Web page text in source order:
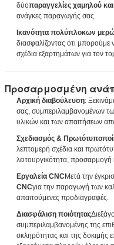
δύοπαραγγελίες χαμηλού
ανάγκες παραγωγής σας.
Ικανότητα πολύπλοκων
διασφαλίζοντας ότι
σχέδια εξαρτημάτων για τον
Προσαρμοσμένη
Αρχική διαβούλευση:
σας, συμπεριλαμβανομένων
υλικών και των απαιτήσεων
Σχεδιασμός &
λεπτομερή σχέδια και
λειτουργικότητα,
Εργαλεία CNCΜετά την
CNCγια την παραγωγή των
απαιτούμενες προδιαγραφές.
Διασφάλιση ποιότητας
συμπεριλαμβανομένης της
σκληρότητας και της δοκιμής